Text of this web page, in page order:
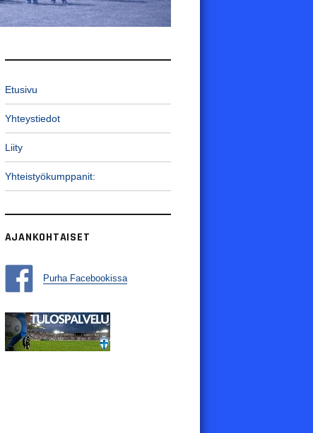
Etusivu
Yhteystiedot
Liity
Yhteistyökumppanit:
AJANKOHTAISET
Purha Facebookissa